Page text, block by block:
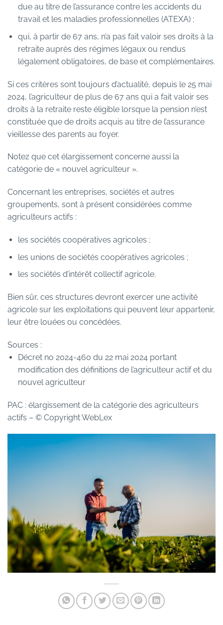
due au titre de l’assurance contre les accidents du
travail et les maladies professionnelles (ATEXA) ;
qui, à partir de 67 ans, n’a pas fait valoir ses droits à la
retraite auprès des régimes légaux ou rendus
légalement obligatoires, de base et complémentaires.
Si ces critères sont toujours d’actualité, depuis le 25 mai
2024, l’agriculteur de plus de 67 ans qui a fait valoir ses
droits à la retraite reste éligible lorsque la pension n’est
constituée que de droits acquis au titre de l’assurance
vieillesse des parents au foyer.
Notez que cet élargissement concerne aussi la
catégorie de « nouvel agriculteur ».
Concernant les entreprises, sociétés et autres
groupements, sont à présent considérées comme
agriculteurs actifs :
les sociétés coopératives agricoles ;
les unions de sociétés coopératives agricoles ;
les sociétés d’intérêt collectif agricole.
Bien sûr, ces structures devront exercer une activité
agricole sur les exploitations qui peuvent leur appartenir,
leur être louées ou concédées.
Sources :
Décret no 2024-460 du 22 mai 2024 portant
modification des définitions de l’agriculteur actif et du
nouvel agriculteur
PAC : élargissement de la catégorie des agriculteurs
actifs – © Copyright WebLex